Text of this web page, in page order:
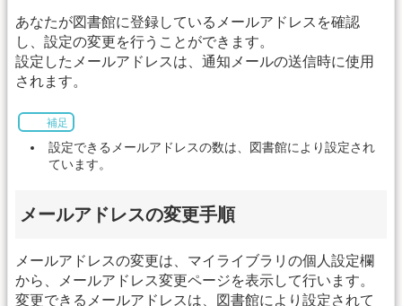
あなたが図書館に登録しているメールアドレスを確認
し、設定の変更を行うことができます。
設定したメールアドレスは、通知メールの送信時に使用
されます。
補足
設定できるメールアドレスの数は、図書館により設定され
ています。
メールアドレスの変更手順
メールアドレスの変更は、マイライブラリの個人設定欄
から、メールアドレス変更ページを表示して行います。
変更できるメールアドレスは、図書館により設定されて